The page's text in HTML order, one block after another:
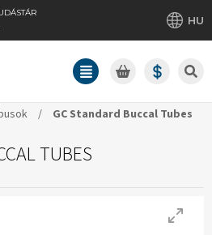
HU
/ GC Standard Buccal Tubes
TUBES